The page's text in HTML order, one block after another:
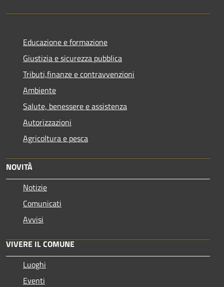
Educazione e formazione
Giustizia e sicurezza pubblica
Tributi,finanze e contravvenzioni
Ambiente
Salute, benessere e assistenza
Autorizzazioni
Agricoltura e pesca
NOVITÀ
Notizie
Comunicati
Avvisi
VIVERE IL COMUNE
Luoghi
Eventi